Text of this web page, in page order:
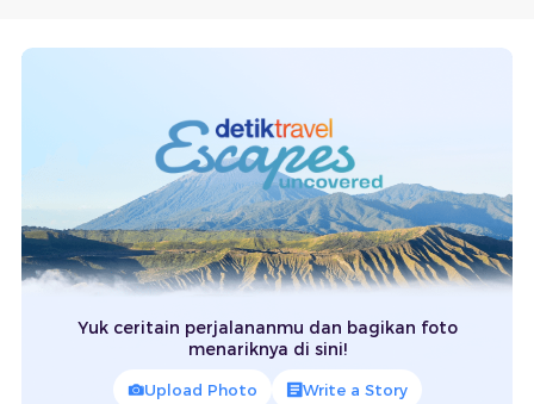
Yuk ceritain perjalananmu dan bagikan foto
menariknya di sini!
Upload Photo Write a Story